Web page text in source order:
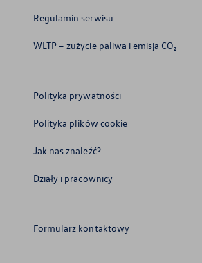
Regulamin serwisu
WLTP – zużycie paliwa i emisja CO₂
Polityka prywatności
Polityka plików cookie
Jak nas znaleźć?
Działy i pracownicy
Formularz kontaktowy